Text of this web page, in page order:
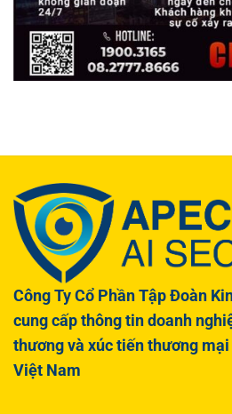
Công Ty Cổ Phần Tập Đoàn
cung cấp thông tin doanh
thương và xúc tiến thương
Việt Nam